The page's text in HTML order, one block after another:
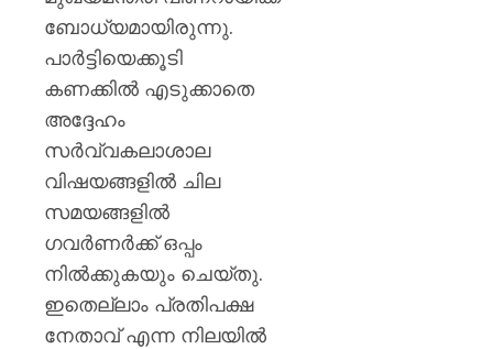
ബോധ്യമായിരുന്നു.
പാര്‍ട്ടിയെക്കൂടി
കണക്കില്‍ എടുക്കാതെ
അദ്ദേഹം
സര്‍വ്വകലാശാല
വിഷയങ്ങളില്‍ ചില
സമയങ്ങളില്‍
ഗവര്‍ണര്‍ക്ക്‌ ഒപ്പം
നില്‍ക്കുകയും ചെയ്തു.
ഇതെല്ലാം പ്രതിപക്ഷ
നേതാവ് എന്ന നിലയില്‍